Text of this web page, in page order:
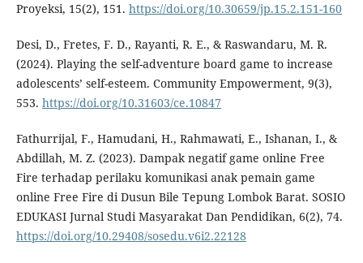
Proyeksi, 15(2), 151. https://doi.org/10.30659/jp.15.2.151-160
Desi, D., Fretes, F. D., Rayanti, R. E., & Raswandaru, M. R.
(2024). Playing the self-adventure board game to increase
adolescents’ self-esteem. Community Empowerment, 9(3),
553. https://doi.org/10.31603/ce.10847
Fathurrijal, F., Hamudani, H., Rahmawati, E., Ishanan, I., &
Abdillah, M. Z. (2023). Dampak negatif game online Free
Fire terhadap perilaku komunikasi anak pemain game
online Free Fire di Dusun Bile Tepung Lombok Barat. SOSIO
EDUKASI Jurnal Studi Masyarakat Dan Pendidikan, 6(2), 74.
https://doi.org/10.29408/sosedu.v6i2.22128